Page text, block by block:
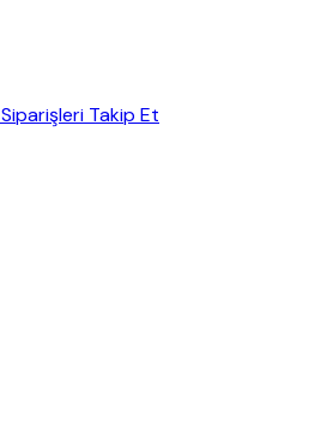
Siparişleri Takip Et